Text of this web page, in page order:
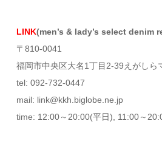
LINK(men’s & lady’s select denim
〒810-0041
福岡市中央区大名1丁目2-39えがしら
tel: 092-732-0447
mail: link@kkh.biglobe.ne.jp
time: 12:00～20:00(平日), 11:00～